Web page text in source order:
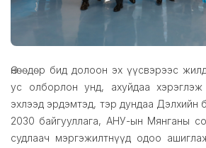
Өнөөдөр бид долоон эх үүсвэрээс
ус олборлон унд, ахуйдаа
эхлээд эрдэмтэд, тэр дундаа Дэлхийн
2030 байгууллага, АНУ-ын Мянганы
судлаач мэргэжилтнүүд одоо